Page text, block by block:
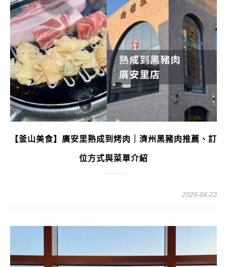
【釜山美食】廣安里熟成到烤肉｜濟州黑豬肉推薦、訂
位方式與菜單介紹
2026-04-22